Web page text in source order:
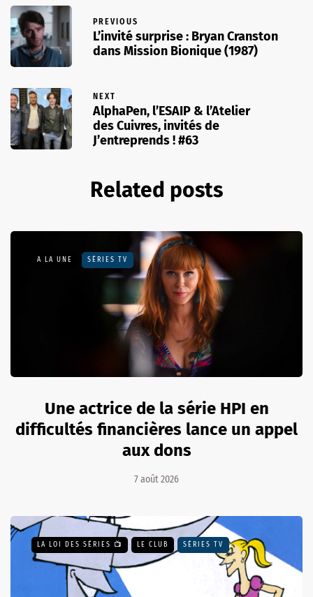
PREVIOUS
L’invité surprise : Bryan Cranston
dans Mission Bionique (1987)
NEXT
AlphaPen, l’ESAIP & l’Atelier
des Cuivres, invités de
J’entreprends ! #63
Related posts
A LA UNE SÉRIES TV
Une actrice de la série HPI en
difficultés financières lance un appel
aux dons
7 août 2026
LA LOI DES SÉRIES 📺 LE CLUB SÉRIES TV